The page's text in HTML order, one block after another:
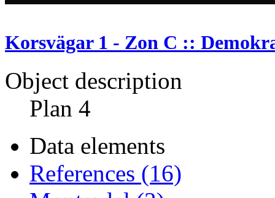
Korsvägar 1 - Zon C ::
Object description
Plan 4
Data elements
References (16)